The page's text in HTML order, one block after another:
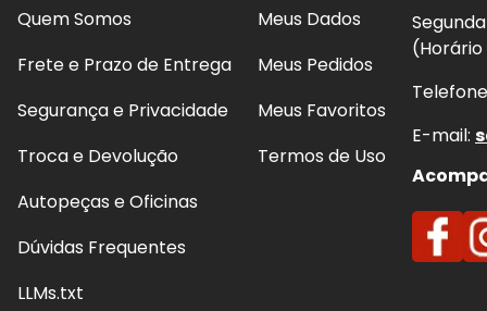
Quem Somos
Frete e Prazo de Entrega
Segurança e Privacidade
Troca e Devolução
Autopeças e Oficinas
Dúvidas Frequentes
LLMs.txt
Meus Dados
Meus Pedidos
Meus Favoritos
Termos de Uso
E-mail: